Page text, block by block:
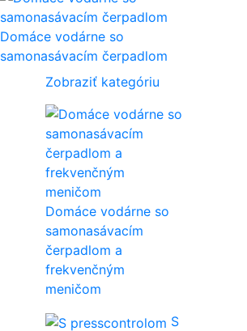
Domáce vodárne so
samonasávacím čerpadlom
Zobraziť kategóriu
Domáce vodárne so
samonasávacím
čerpadlom a
frekvenčným
meničom
S